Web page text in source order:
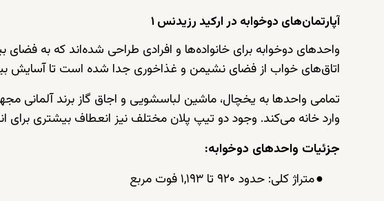
آپارتمان‌های دوخوابه در ارکید رزیدنس ۱
واحدهای دوخوابه برای خانواده‌ها و افرادی طراحی شده‌اند که به
اتاق‌های خواب از فضای نشیمن و غذاخوری جدا شده است تا آسایش
تمامی واحدها به یخچال، ماشین لباسشویی و اجاق گاز برند آلمانی
وارد خانه می‌کند. وجود دو تیپ پلان مختلف نیز انعطاف بیشتری برای
جزئیات واحدهای دوخوابه:
●متراژ کلی: حدود ۹۲۰ تا ۱,۱۹۳ فوت مربع